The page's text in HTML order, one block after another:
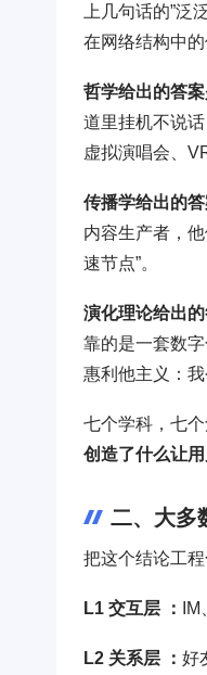
上几句话的”
在网络结构中
哲学给出的答案
道里挂机不说
虚拟演唱会、
传播学给出的答
内容生产者，
速节点”。
演化理论给出的
靠的是一套数
惠利他主义：
七个学科，七
创造了什么让用
二、大多
把这个结论工
L1 交互层 ：
L2 关系层 ： 好